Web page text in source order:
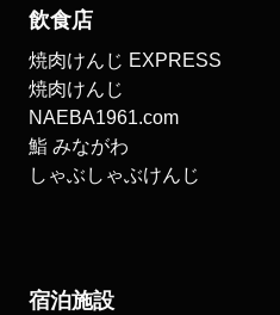
飲食店
焼肉けんじ EXPRESS
焼肉けんじ
NAEBA1961.com
鮨 みながわ
しゃぶしゃぶけんじ
宿泊施設